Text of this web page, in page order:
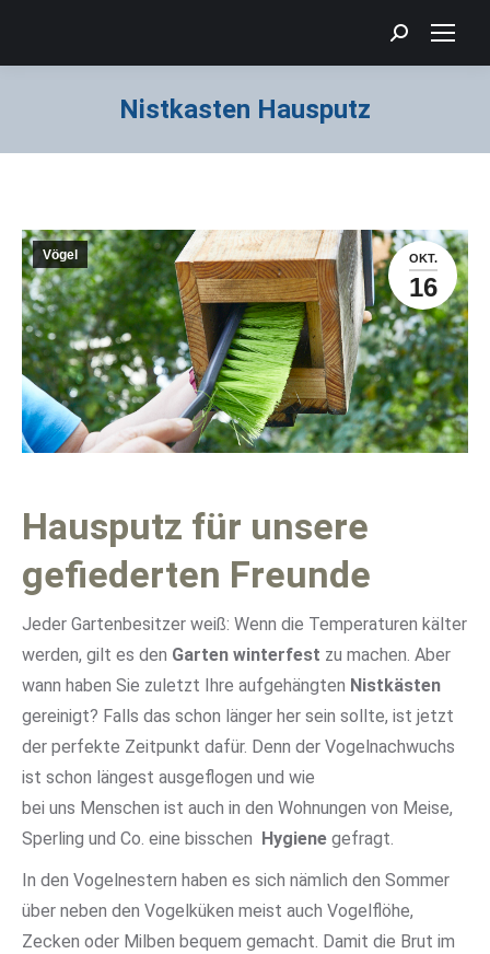
Search:
Nistkasten Hausputz
OKT.
16
Vögel
Hausputz für unsere
gefiederten Freunde
Jeder Gartenbesitzer weiß: Wenn die Temperaturen kälter
werden, gilt es den Garten winterfest zu machen. Aber
wann haben Sie zuletzt Ihre aufgehängten Nistkästen
gereinigt? Falls das schon länger her sein sollte, ist jetzt
der perfekte Zeitpunkt dafür. Denn der Vogelnachwuchs
ist schon längest ausgeflogen und wie
bei uns Menschen ist auch in den Wohnungen von Meise,
Sperling und Co. eine bisschen Hygiene gefragt.
In den Vogelnestern haben es sich nämlich den Sommer
über neben den Vogelküken meist auch Vogelflöhe,
Zecken oder Milben bequem gemacht. Damit die Brut im